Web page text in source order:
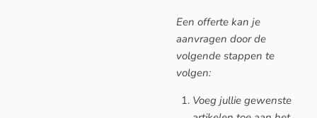
Een offerte kan je
aanvragen door de
volgende stappen te
volgen:
Voeg jullie gewenste